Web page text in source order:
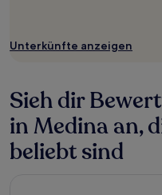
Unterkünfte anzeigen
Sieh dir
in Medina an,
beliebt sind